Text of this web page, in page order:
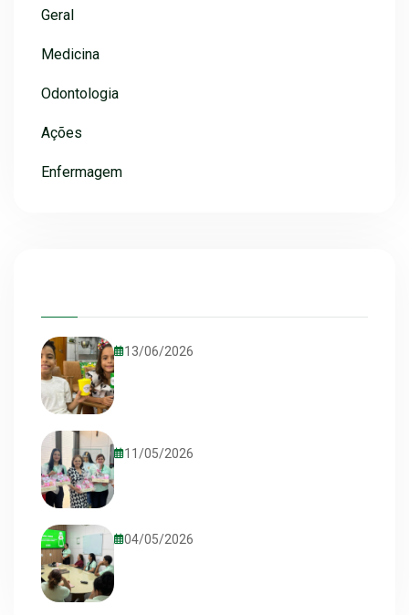
Geral
Medicina
Odontologia
Ações
Enfermagem
13/06/2026
11/05/2026
04/05/2026